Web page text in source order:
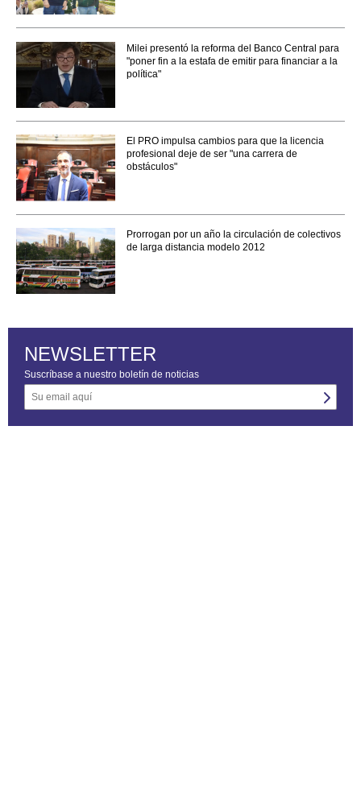
Milei presentó la reforma del Banco Central para
"poner fin a la estafa de emitir para financiar a la
política"
El PRO impulsa cambios para que la licencia
profesional deje de ser "una carrera de
obstáculos"
Prorrogan por un año la circulación de colectivos
de larga distancia modelo 2012
NEWSLETTER
Suscríbase a nuestro boletín de noticias